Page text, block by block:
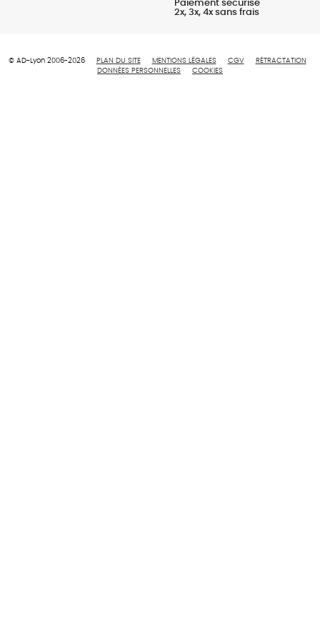
Paiement sécurisé
2x, 3x, 4x sans frais
© AD-Lyon 2006-2026 PLAN DU SITE MENTIONS LÉGALES CGV
RÉTRACTATION
DONNÉES PERSONNELLES
COOKIES